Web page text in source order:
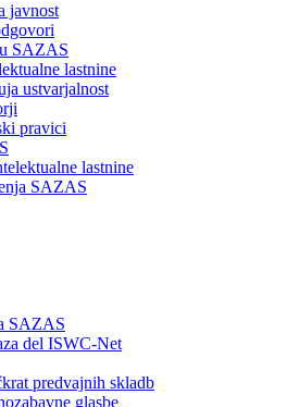
javnost
SAZAS
lastnine
ustvarjalnost
pravici
lastnine
SAZAS
SAZAS
del ISWC-Net
predvajnih skladb
glasbe